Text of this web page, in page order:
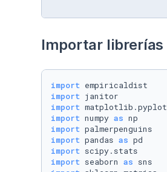
Importar librerías
import
import
import matplotlib.pyplot
import numpy as
import
import pandas as
import
import seaborn as